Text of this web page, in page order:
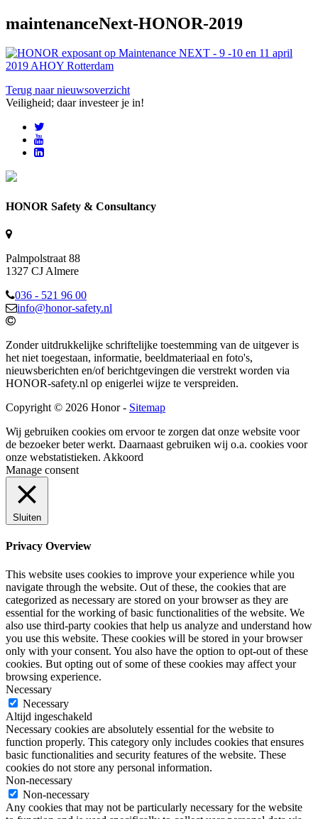
maintenanceNext-HONOR-2019
Terug naar nieuwsoverzicht
Veiligheid; daar investeer je in!
HONOR Safety & Consultancy
Palmpolstraat 88
1327 CJ Almere
036 - 521 96 00
info@honor-safety.nl
Zonder uitdrukkelijke schriftelijke toestemming van de uitgever is
het niet toegestaan, informatie, beeldmateriaal en foto's,
nieuwsberichten en/of berichtgevingen die verstrekt worden via
HONOR-safety.nl op enigerlei wijze te verspreiden.
Copyright © 2026 Honor - Sitemap
Wij gebruiken cookies om ervoor te zorgen dat onze website voor
de bezoeker beter werkt. Daarnaast gebruiken wij o.a. cookies voor
onze webstatistieken. Akkoord
Manage consent
Sluiten
Privacy Overview
This website uses cookies to improve your experience while you
navigate through the website. Out of these, the cookies that are
categorized as necessary are stored on your browser as they are
essential for the working of basic functionalities of the website. We
also use third-party cookies that help us analyze and understand how
you use this website. These cookies will be stored in your browser
only with your consent. You also have the option to opt-out of these
cookies. But opting out of some of these cookies may affect your
browsing experience.
Necessary
Necessary
Altijd ingeschakeld
Necessary cookies are absolutely essential for the website to
function properly. This category only includes cookies that ensures
basic functionalities and security features of the website. These
cookies do not store any personal information.
Non-necessary
Non-necessary
Any cookies that may not be particularly necessary for the website